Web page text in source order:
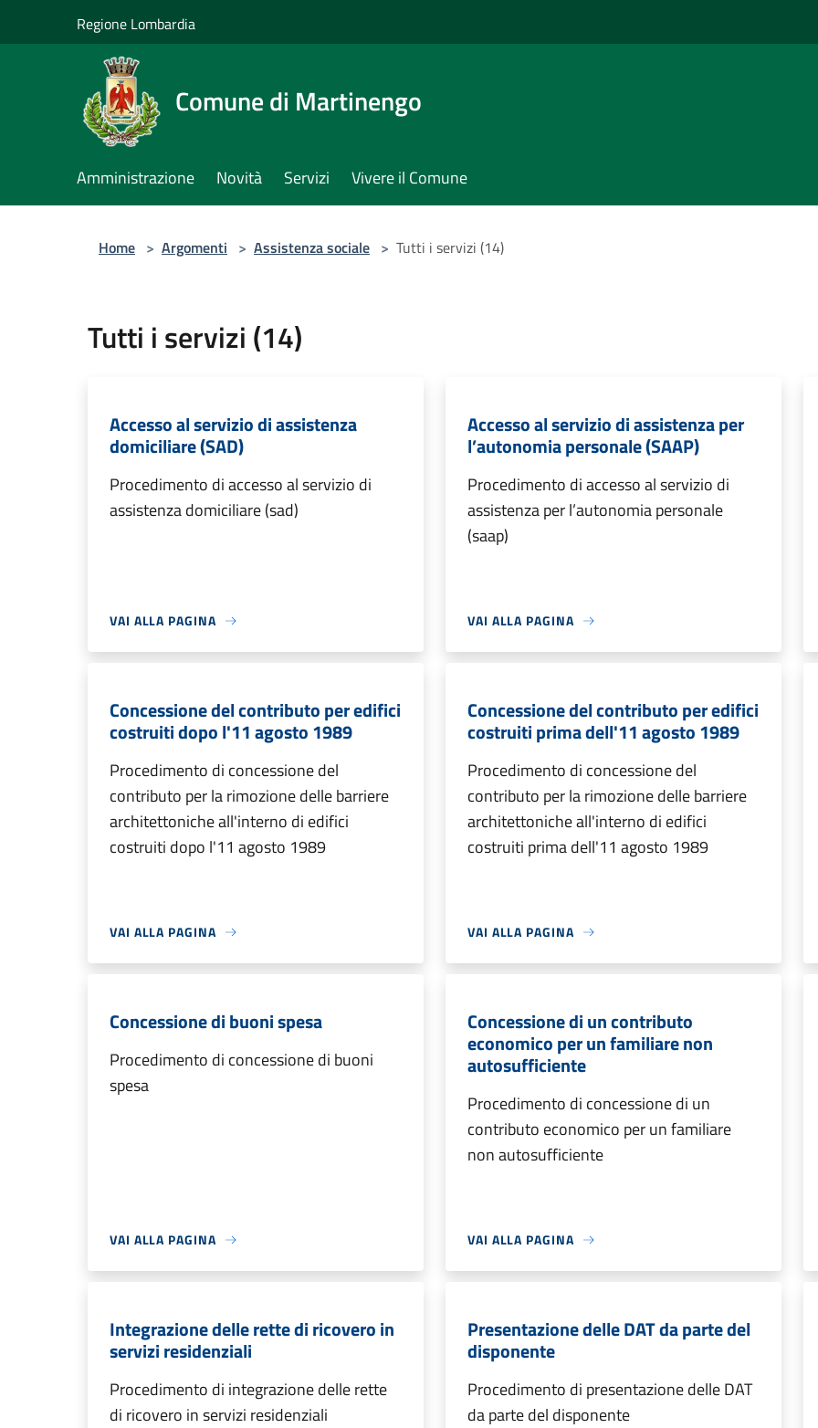
Regione Lombardia
Comune di Martinengo
Amministrazione Novità Servizi Vivere il Comune
Home > Argomenti > Assistenza sociale > Tutti i servizi (14)
Tutti i servizi (14)
Accesso al servizio di assistenza
domiciliare (SAD)
Procedimento di accesso al servizio di
assistenza domiciliare (sad)
VAI ALLA PAGINA
Accesso al servizio di assistenza per
l’autonomia personale (SAAP)
Procedimento di accesso al servizio di
assistenza per l’autonomia personale
(saap)
VAI ALLA PAGINA
Concessione del contributo per edifici
costruiti dopo l'11 agosto 1989
Procedimento di concessione del
contributo per la rimozione delle barriere
architettoniche all'interno di edifici
costruiti dopo l'11 agosto 1989
VAI ALLA PAGINA
Concessione del contributo per edifici
costruiti prima dell'11 agosto 1989
Procedimento di concessione del
contributo per la rimozione delle barriere
architettoniche all'interno di edifici
costruiti prima dell'11 agosto 1989
VAI ALLA PAGINA
Concessione di buoni spesa
Procedimento di concessione di buoni
spesa
VAI ALLA PAGINA
Concessione di un contributo
economico per un familiare non
autosufficiente
Procedimento di concessione di un
contributo economico per un familiare
non autosufficiente
VAI ALLA PAGINA
Integrazione delle rette di ricovero in
servizi residenziali
Procedimento di integrazione delle rette
di ricovero in servizi residenziali
Presentazione delle DAT da parte del
disponente
Procedimento di presentazione delle DAT
da parte del disponente